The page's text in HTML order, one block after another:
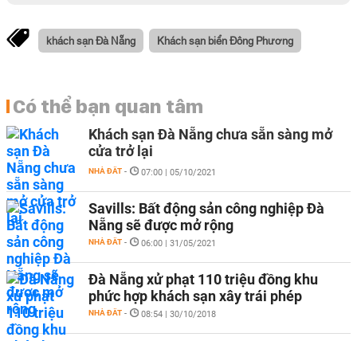
khách sạn Đà Nẵng Khách sạn biển Đông Phương
Có thể bạn quan tâm
Khách sạn Đà Nẵng chưa sẵn sàng mở
cửa trở lại
NHÀ ĐẤT - 07:00 | 05/10/2021
Savills: Bất động sản công nghiệp Đà
Nẵng sẽ được mở rộng
NHÀ ĐẤT - 06:00 | 31/05/2021
Đà Nẵng xử phạt 110 triệu đồng khu
phức hợp khách sạn xây trái phép
NHÀ ĐẤT - 08:54 | 30/10/2018